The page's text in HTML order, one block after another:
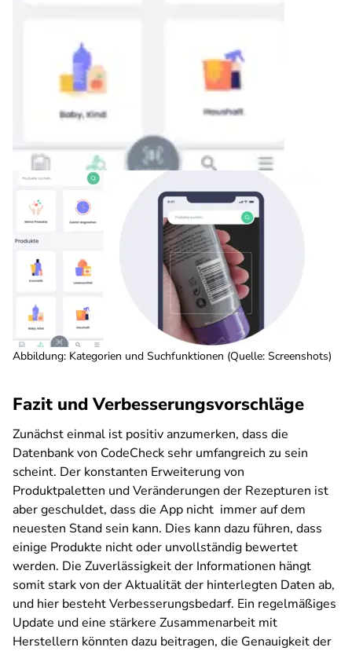
Abbildung: Kategorien und Suchfunktionen (Quelle: Screenshots)
Fazit und Verbesserungsvorschläge
Zunächst einmal ist positiv anzumerken, dass die
Datenbank von CodeCheck sehr umfangreich zu sein
scheint. Der konstanten Erweiterung von
Produktpaletten und Veränderungen der Rezepturen ist
aber geschuldet, dass die App nicht immer auf dem
neuesten Stand sein kann. Dies kann dazu führen, dass
einige Produkte nicht oder unvollständig bewertet
werden. Die Zuverlässigkeit der Informationen hängt
somit stark von der Aktualität der hinterlegten Daten ab,
und hier besteht Verbesserungsbedarf. Ein regelmäßiges
Update und eine stärkere Zusammenarbeit mit
Herstellern könnten dazu beitragen, die Genauigkeit der